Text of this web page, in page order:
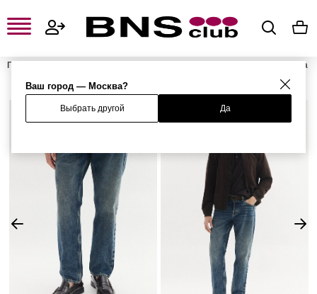
Ваш город — Москва?
Выбрать другой Да
Главная
Мужская одежда